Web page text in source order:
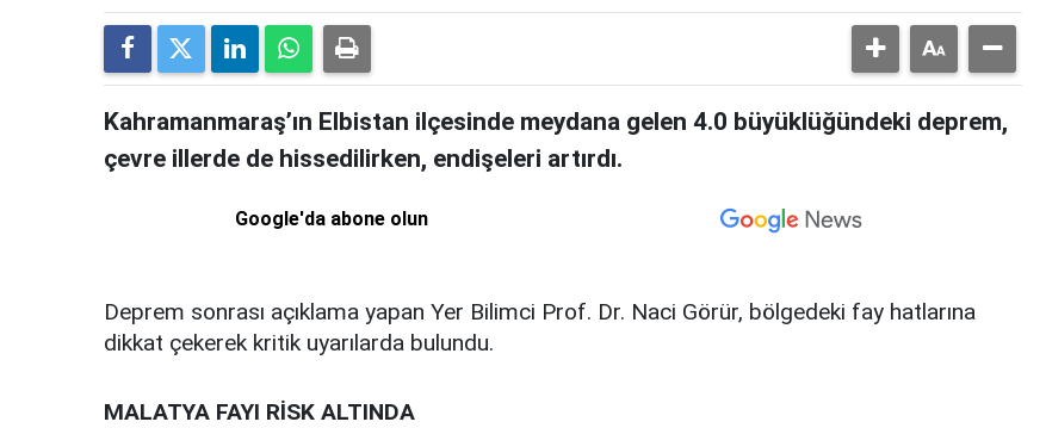
Kahramanmaraş’ın Elbistan ilçesinde meydana gelen 4.0 büyüklüğündeki deprem,
çevre illerde de hissedilirken, endişeleri artırdı.
Google'da abone olun
Deprem sonrası açıklama yapan Yer Bilimci Prof. Dr. Naci Görür, bölgedeki fay hatlarına
dikkat çekerek kritik uyarılarda bulundu.
MALATYA FAYI RİSK ALTINDA